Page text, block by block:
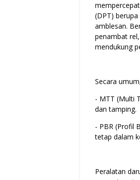
(DPT)
amblesan.
penambat
mendukung
Secara
- MTT (Multi
dan tamping.
- ⁠PBR (Profil
tetap dalam
Peralatan